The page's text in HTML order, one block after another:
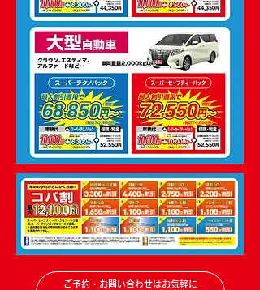
ご予約・お問い合わせはお気軽に